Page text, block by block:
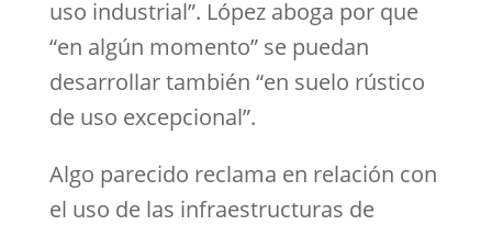
uso industrial”. López aboga por que
“en algún momento” se puedan
desarrollar también “en suelo rústico
de uso excepcional”.
Algo parecido reclama en relación con
el uso de las infraestructuras de